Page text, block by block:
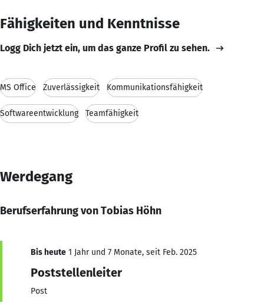
Fähigkeiten und Kenntnisse
Logg Dich jetzt ein, um das ganze Profil zu sehen.
MS Office Zuverlässigkeit Kommunikationsfähigkeit
Softwareentwicklung Teamfähigkeit
Werdegang
Berufserfahrung von Tobias Höhn
Bis heute 1 Jahr und 7 Monate, seit Feb. 2025
Poststellenleiter
Post